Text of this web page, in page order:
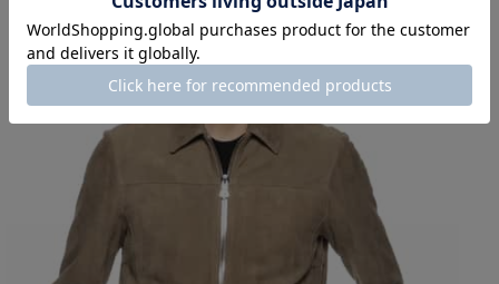
CINQUANTA＜チンクワンタ＞ シングルライダース
¥198,000